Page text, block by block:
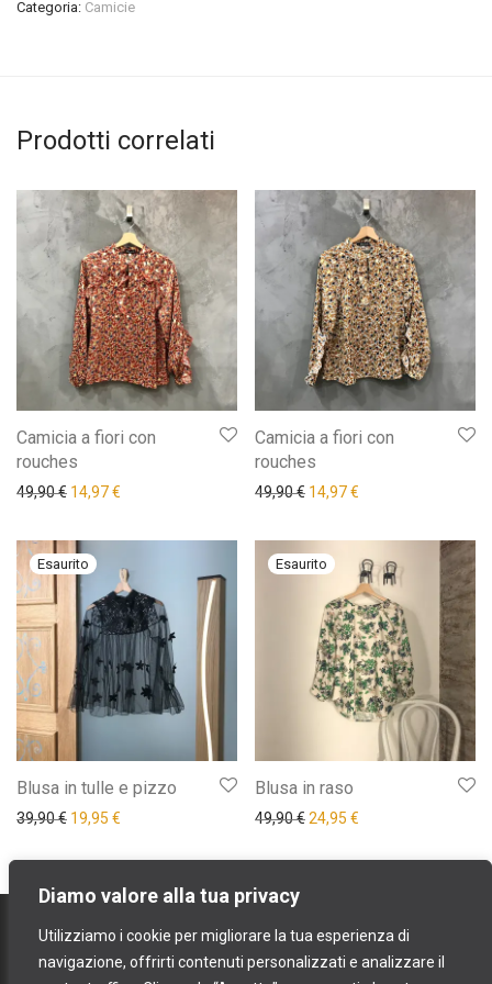
Diamo valore alla tua privacy
Utilizziamo i cookie per migliorare la tua esperienza di
navigazione, offrirti contenuti personalizzati e analizzare il
Categoria: Camicie
Prodotti correlati
Camicia a fiori con
rouches
49,90€ Il prezzo originale era: 49,90 €.
14,97€ Il prezzo attuale è: 14,97 €.
Camicia a fiori con
rouches
49,90€ Il prezzo originale era:
14,97€
Blusa in tulle e pizzo
39,90€ Il prezzo originale era: 39,90 €.
19,95 € Il prezzo attuale è: 19,95 €.
Blusa in raso
49,90€Il prezzo originale era:
24,95 €
spedizioni e resi